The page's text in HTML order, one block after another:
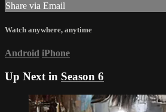
Share via Email
Watch anywhere, anytime
Android iPhone
Up Next in Season 6